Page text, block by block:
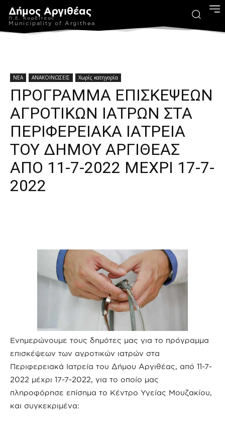
Δήμος Αργιθέας
Π.Ε. Καρδίτσας
Municipality of Argithea
ΝΕΑ ΑΝΑΚΟΙΝΩΣΕΙΣ Χωρίς κατηγορία
ΠΡΟΓΡΑΜΜΑ ΕΠΙΣΚΕΨΕΩΝ
ΑΓΡΟΤΙΚΩΝ ΙΑΤΡΩΝ ΣΤΑ
ΠΕΡΙΦΕΡΕΙΑΚΑ ΙΑΤΡΕΙΑ
ΤΟΥ ΔΗΜΟΥ ΑΡΓΙΘΕΑΣ
ΑΠΟ 11-7-2022 ΜΕΧΡΙ 17-7-
2022
Ενημερώνουμε τους δημότες μας για το πρόγραμμα
επισκέψεων των αγροτικών ιατρών στα
Περιφερειακά Ιατρεία του Δήμου Αργιθέας, από 11-7-
2022 μέχρι 17-7-2022, για το οποίο μας
πληροφόρησε επίσημα το Κέντρο Υγείας Μουζακίου,
και συγκεκριμένα: